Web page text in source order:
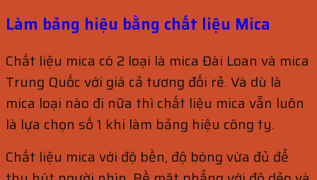
Làm bảng hiệu bằng chất liệu Mica
Chất liệu mica có 2 loại là mica Đài Loan và mica
Trung Quốc với giá cả tương đối rẻ. Và dù là
mica loại nào đi nữa thì chất liệu mica vẫn luôn
là lựa chọn số 1 khi làm bảng hiệu công ty.
Chất liệu mica với độ bền, độ bóng vừa đủ để